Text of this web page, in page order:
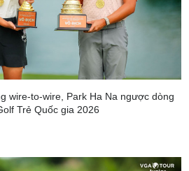
wire-to-wire, Park Ha Na ngược dòng
Trẻ Quốc gia 2026